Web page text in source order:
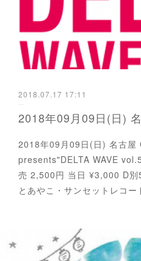
2018.07.17 17:11
2018年09月09日(日) 名古屋
presents"DELTA WAVE
売 2,500円 当日 ¥3,000 D別
とあやこ・サンセットレコ